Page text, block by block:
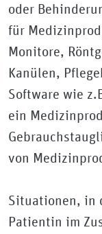
oder
für
Monitore,
Kanülen,
Software wie
ein
von
Situationen, in
Patientin im